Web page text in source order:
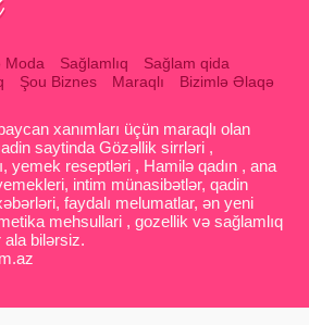
Moda Sağlamlıq
Sağlam qida
Şou Biznes Maraqlı Bizimlə Əlaqə
xanımları üçün maraqlı olan
saytinda Gözəllik sirrləri ,
yemek reseptləri , Hamilə qadın , ana
intim münasibətlər, qadin
faydalı melumatlar, ən yeni
mehsullari , gozellik və sağlamlıq
ala bilərsiz.